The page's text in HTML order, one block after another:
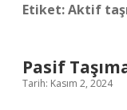
Etiket:Aktif
Pasif
Tarih: Kasım 2, 2024